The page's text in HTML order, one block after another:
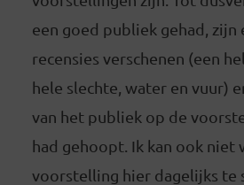
een goed publiek gehad, zijn
recensies verschenen (een
hele slechte, water en vuur)
van het publiek op de
had gehoopt. Ik kan ook niet
voorstelling hier dagelijks te